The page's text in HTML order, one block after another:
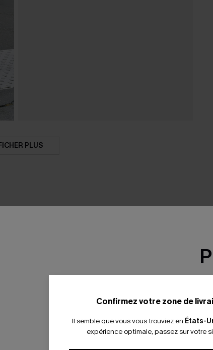
PLUS
ENSEMBLE
Confirmez votre zone de
Il semble que vous vous trouviez en États-
expérience optimale, passez sur votre